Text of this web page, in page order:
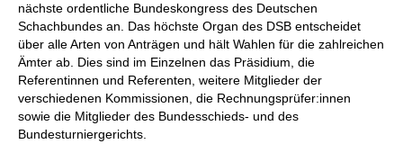
nächste ordentliche Bundeskongress des Deutschen
Schachbundes an. Das höchste Organ des DSB entscheidet
über alle Arten von Anträgen und hält Wahlen für die zahlreichen
Ämter ab. Dies sind im Einzelnen das Präsidium, die
Referentinnen und Referenten, weitere Mitglieder der
verschiedenen Kommissionen, die Rechnungsprüfer:innen
sowie die Mitglieder des Bundesschieds- und des
Bundesturniergerichts.